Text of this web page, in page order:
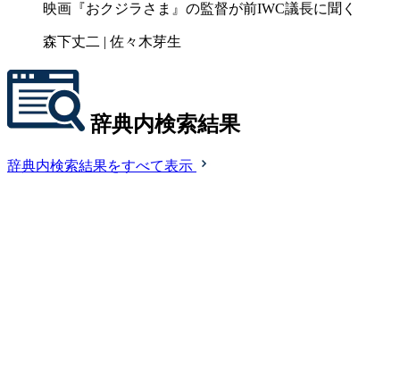
映画『おクジラさま』の監督が前IWC議長に聞く
森下丈二 | 佐々木芽生
辞典内検索結果
辞典内検索結果をすべて表示